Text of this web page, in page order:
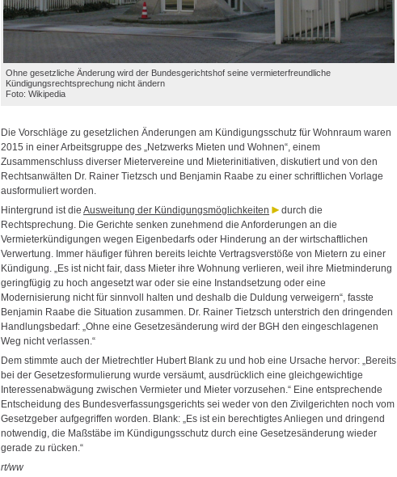
Ohne gesetzliche Änderung wird der Bundesgerichtshof seine vermieterfreundliche
Kündigungsrechtsprechung nicht ändern
Foto: Wikipedia
Die Vorschläge zu gesetzlichen Änderungen am Kündigungsschutz für Wohnraum waren
2015 in einer Arbeitsgruppe des „Netzwerks Mieten und Wohnen“, einem
Zusammenschluss diverser Mietervereine und Mieterinitiativen, diskutiert und von den
Rechtsanwälten Dr. Rainer Tietzsch und Benjamin Raabe zu einer schriftlichen Vorlage
ausformuliert worden.
Hintergrund ist die Ausweitung der Kündigungsmöglichkeiten
durch die
Rechtsprechung. Die Gerichte senken zunehmend die Anforderungen an die
Vermieterkündigungen wegen Eigenbedarfs oder Hinderung an der wirtschaftlichen
Verwertung. Immer häufiger führen bereits leichte Vertragsverstöße von Mietern zu einer
Kündigung. „Es ist nicht fair, dass Mieter ihre Wohnung verlieren, weil ihre Mietminderung
geringfügig zu hoch angesetzt war oder sie eine Instandsetzung oder eine
Modernisierung nicht für sinnvoll halten und deshalb die Duldung verweigern“, fasste
Benjamin Raabe die Situation zusammen. Dr. Rainer Tietzsch unterstrich den dringenden
Handlungsbedarf: „Ohne eine Gesetzesänderung wird der BGH den eingeschlagenen
Weg nicht verlassen.“
Dem stimmte auch der Mietrechtler Hubert Blank zu und hob eine Ursache hervor: „Bereits
bei der Gesetzesformulierung wurde versäumt, ausdrücklich eine gleichgewichtige
Interessenabwägung zwischen Vermieter und Mieter vorzusehen.“ Eine entsprechende
Entscheidung des Bundesverfassungsgerichts sei weder von den Zivilgerichten noch vom
Gesetzgeber aufgegriffen worden. Blank: „Es ist ein berechtigtes Anliegen und dringend
notwendig, die Maßstäbe im Kündigungsschutz durch eine Gesetzesänderung wieder
gerade zu rücken.“
rt/ww